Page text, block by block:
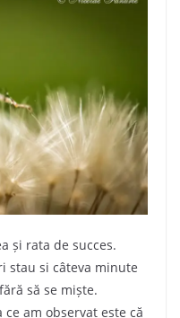
și rata de succes.
stau si câteva minute
să se miște.
am observat este că